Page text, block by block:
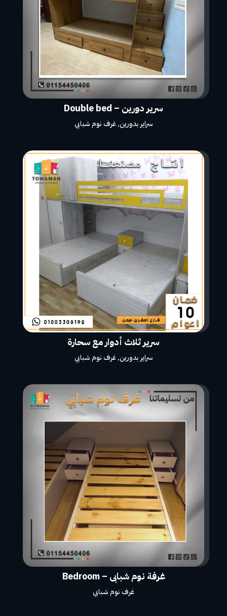
سرير دورين – Double bed
سراير بدورين,غرف نوم شبابي
سرير ثلاث أدوار مع سحارة
سراير بدورين,غرف نوم شبابي
غرفة نوم شبابى – Bedroom
غرف نوم شبابي